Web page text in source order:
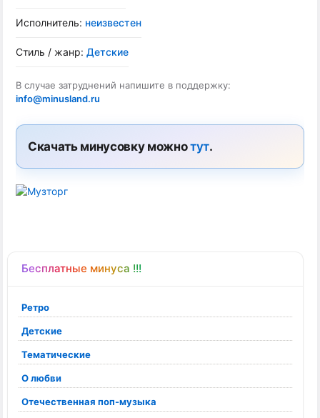
Бесплатные минуса !!!
Ретро
Детские
Тематические
О любви
Отечественная поп-музыка
Исполнитель: неизвестен
Стиль / жанр: Детские
В случае затруднений напишите в поддержку:
info@minusland.ru
Скачать минусовку можнотут.